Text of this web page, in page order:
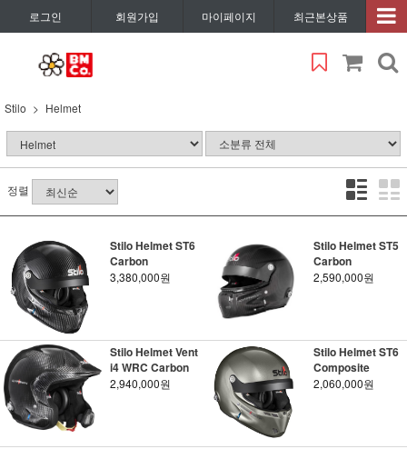
로그인 회원가입 마이페이지 최근본상품
Stilo Helmet
정렬
Stilo Helmet ST6
Carbon
3,380,000원
Stilo Helmet ST5
Carbon
2,590,000원
Stilo Helmet Vent
i4 WRC Carbon
2,940,000원
Stilo Helmet ST6
Composite
2,060,000원